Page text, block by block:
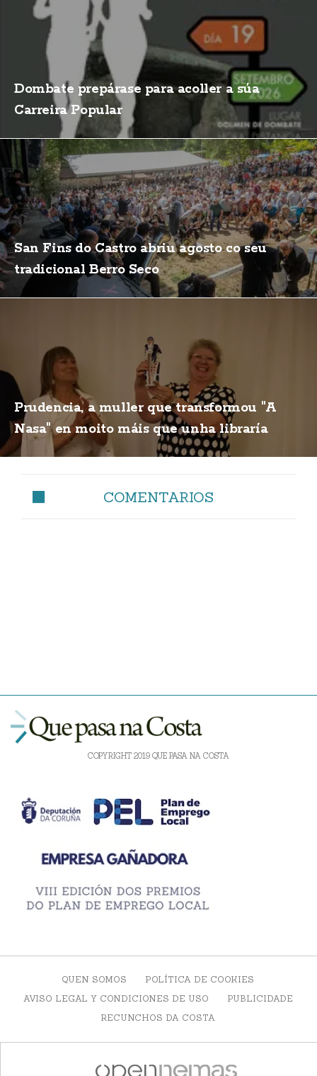
Dombate prepárase para acoller a súa
Carreira Popular
San Fins do Castro abriu agosto co seu
tradicional Berro Seco
Prudencia, a muller que transformou "A
Nasa" en moito máis que unha libraría
COMENTARIOS
COPYRIGHT 2019 QUE PASA NA COSTA
QUEN SOMOS
POLÍTICA DE COOKIES
AVISO LEGAL Y CONDICIONES DE USO
PUBLICIDADE
RECUNCHOS DA COSTA